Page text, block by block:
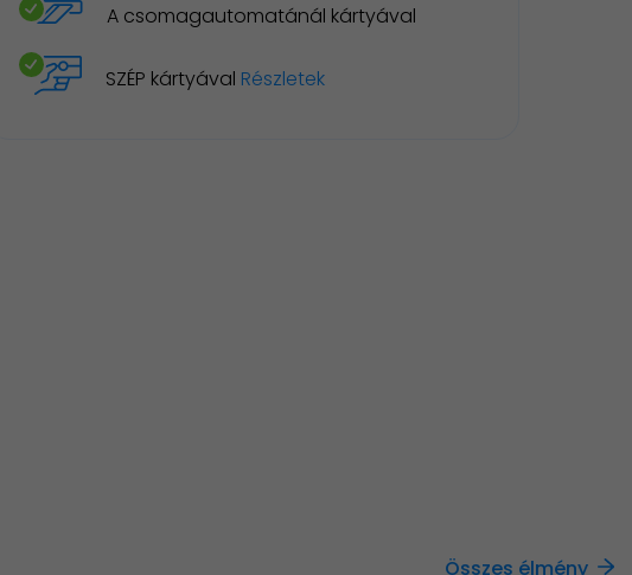
A csomagautomatánál kártyával
SZÉP kártyával Részletek
Összes élmény